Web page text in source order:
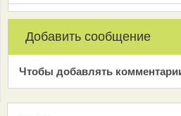
Добавить сообщение
Чтобы добавлять